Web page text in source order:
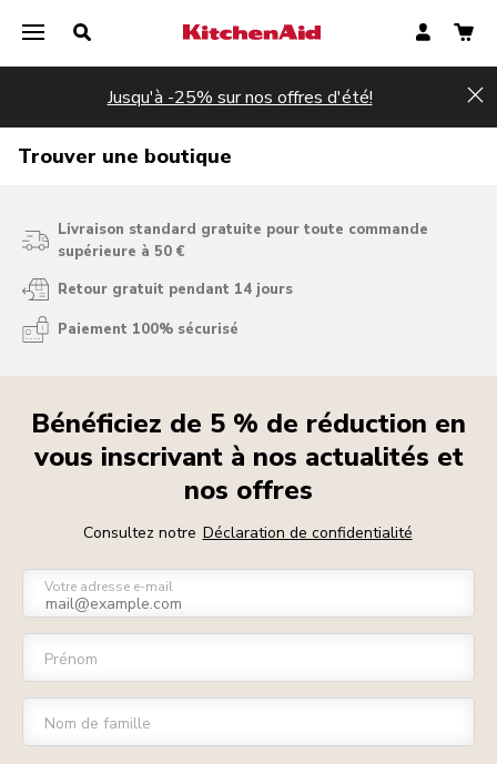
Jusqu'à -25% sur nos offres d'été!
Trouver une boutique
Livraison standard gratuite pour toute commande
supérieure à 50 €
Retour gratuit pendant 14 jours
Paiement 100% sécurisé
Bénéficiez de 5 % de réduction en
vous inscrivant à nos actualités et
nos offres
Consultez notre Déclaration de confidentialité
Votre adresse e-mail
Prénom
Nom de famille